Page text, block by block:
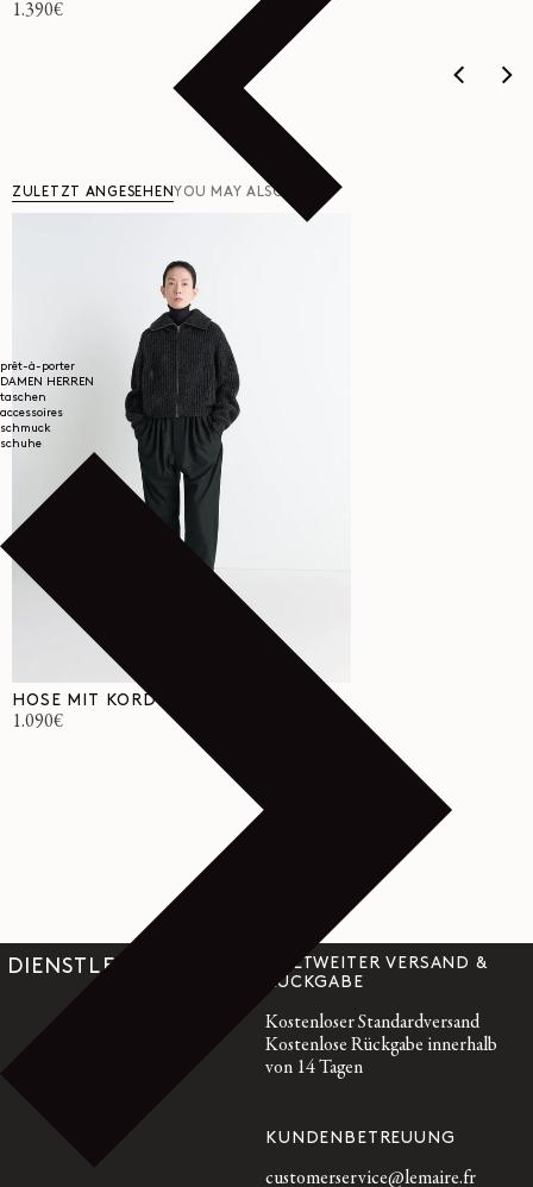
prêt-à-porter
DAMEN
HERREN
taschen
accessoires
schmuck
schuhe
Normaler
1.390€
ZULETZT ANGESEHENYOU MAY ALSO LIKE
HOSE MIT KORDELZUG
Normaler
1.090€
DIENSTLEISTUNGEN
WELTWEITER VERSAND &
RÜCKGABE
Kostenloser Standardversand
Kostenlose Rückgabe innerhalb
von 14 Tagen
KUNDENBETREUUNG
customerservice@lemaire.fr